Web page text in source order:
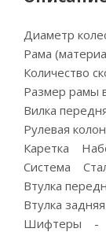
Диаметр
Рама
Количество
Размер рамы
Вилка
Рулевая
Каретка
Система
Втулка
Втулка
Шифтеры -